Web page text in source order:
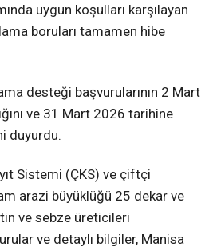
uygun koşulları karşılayan
boruları tamamen hibe
desteği başvurularının 2 Mart
ve 31 Mart 2026 tarihine
duyurdu.
Sistemi (ÇKS) ve çiftçi
arazi büyüklüğü 25 dekar ve
ve sebze üreticileri
ve detaylı bilgiler, Manisa